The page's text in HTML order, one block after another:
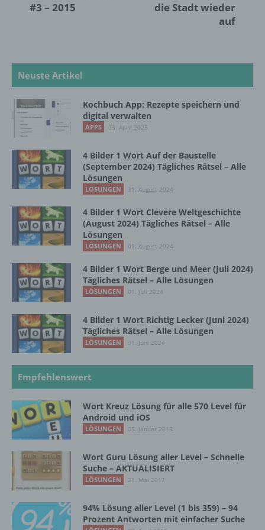
#3 – 2015
die Stadt wieder
auf
Neuste Artikel
Kochbuch App: Rezepte speichern und
digital verwalten
APPS 03. April 2025
4 Bilder 1 Wort Auf der Baustelle
(September 2024) Tägliches Rätsel – Alle
Lösungen
LÖSUNGEN 31. August 2024
4 Bilder 1 Wort Clevere Weltgeschichte
(August 2024) Tägliches Rätsel – Alle
Lösungen
LÖSUNGEN 01. August 2024
4 Bilder 1 Wort Berge und Meer (Juli 2024)
Tägliches Rätsel – Alle Lösungen
LÖSUNGEN 01. Juli 2024
4 Bilder 1 Wort Richtig Lecker (Juni 2024)
Tägliches Rätsel – Alle Lösungen
LÖSUNGEN 01. Juni 2024
Empfehlenswert
Wort Kreuz Lösung für alle 570 Level für
Android und iOS
LÖSUNGEN 05. Januar 2018
Wort Guru Lösung aller Level – Schnelle
Suche – AKTUALISIERT
LÖSUNGEN 21. Mai 2017
94% Lösung aller Level (1 bis 359) – 94
Prozent Antworten mit einfacher Suche
Interessen, Zuverlässigkeit, Verhalten,
f) Pseudonymisierung
Pseudonymisierung ist die Verarbeitung
personenbezogener Daten in einer Weise,
auf welche die personenbezogenen Daten
Informationen nicht mehr einer spezifischen
betroffenen Person zugeordnet werden
können, sofern diese zusätzlichen
Informationen gesondert aufbewahrt werden
Maßnahmen unterliegen, die gewährleisten,
dass die personenbezogenen Daten nicht
einer identifizierten oder identifizierbaren
natürlichen Person zugewiesen werden.
g) Verantwortlicher oder für die Verarbeitung
Verantwortlicher
Verantwortlicher oder für die Verarbeitung
Verantwortlicher ist die natürliche oder
juristische Person, Behörde, Einrichtung
gemeinsam mit anderen über die Zwecke
Sind die Zwecke und Mittel dieser
Verarbeitung durch das Unionsrecht oder
das Recht der Mitgliedstaaten vorgegeben,
beziehungsweise können die bestimmten
Kriterien seiner Benennung nach dem
Unionsrecht oder dem Recht der
Mitgliedstaaten vorgesehen werden.